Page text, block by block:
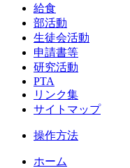
給食
部活動
生徒会活動
申請書等
研究活動
PTA
リンク集
サイトマップ
操作方法
ホーム